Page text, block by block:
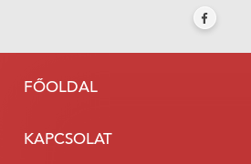
FŐOLDAL
KAPCSOLAT